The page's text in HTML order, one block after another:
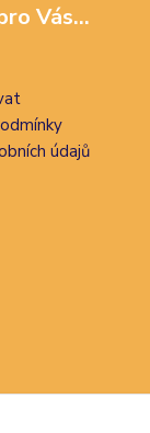
Vás...
údajů